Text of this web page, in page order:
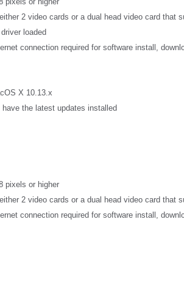
2 video cards or a dual head video card that
loaded
connection required for software install,
X 10.13.x
the latest updates installed
pixels or higher
2 video cards or a dual head video card that
connection required for software install,